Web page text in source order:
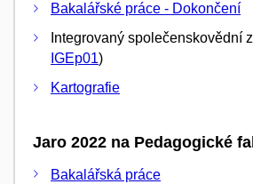
Bakalářské práce - Dokončení
Integrovaný společenskovědní
IGEp01)
Kartografie
Jaro 2022 na Pedagogické
Bakalářská práce